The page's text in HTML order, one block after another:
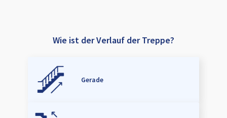
Wie ist der Verlauf der Treppe?
Gerade